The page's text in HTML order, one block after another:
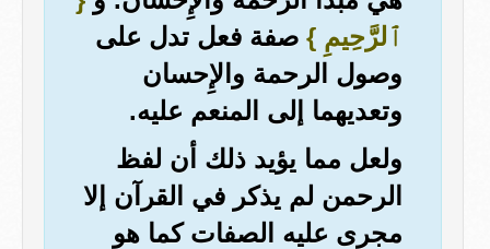
ٱلرَّحِيمِ } صفة فعل تدل على
وصول الرحمة والإِحسان
وتعديهما إلى المنعم عليه.
ولعل مما يؤيد ذلك أن لفظ
الرحمن لم يذكر في القرآن إلا
مجرى عليه الصفات كما هو